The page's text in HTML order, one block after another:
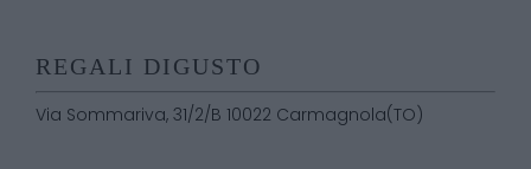
REGALI DIGUSTO
Via Sommariva, 31/2/B 10022 Carmagnola(TO)